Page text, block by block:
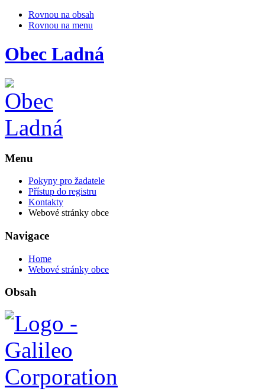
Rovnou na obsah
Rovnou na menu
Obec Ladná
Menu
Pokyny pro žadatele
Přístup do registru
Kontakty
Webové stránky obce
Navigace
Home
Webové stránky obce
Obsah